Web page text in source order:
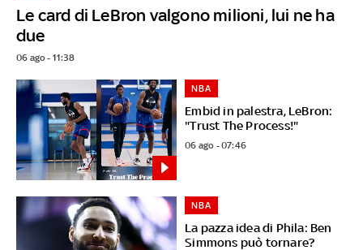
Le card di LeBron valgono milioni, lui ne ha
due
06 ago - 11:38
Embid in palestra, LeBron:
"Trust The Process!"
NBA
06 ago - 07:46
La pazza idea di Phila: Ben
Simmons può tornare?
NBA